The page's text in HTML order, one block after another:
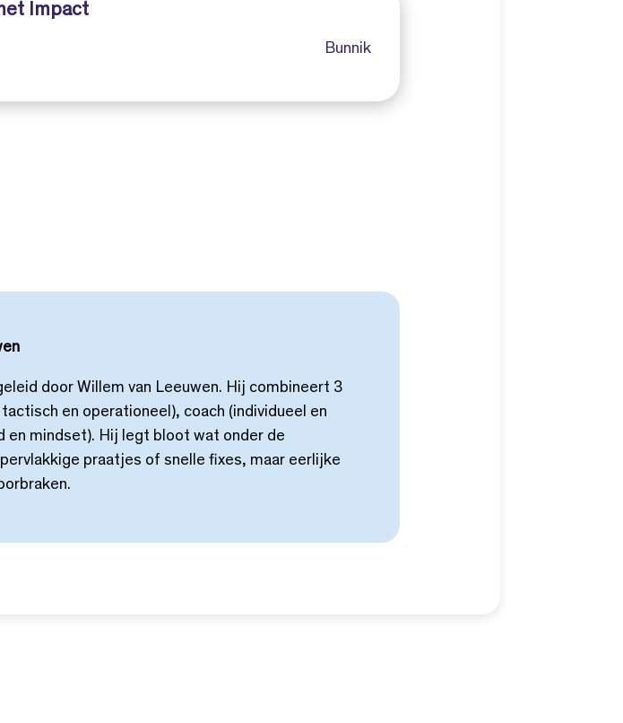
Impact
Bunnik
door Willem van Leeuwen. Hij combineert 3
en operationeel), coach (individueel en
en mindset). Hij legt bloot wat onder de
praatjes of snelle fixes, maar eerlijke